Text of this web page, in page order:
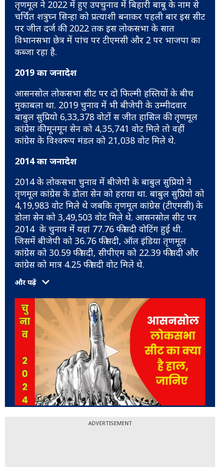
तृणमूल ने 2022 में हुए उपचुनाव में बिहारी बाबू के नाम से
चर्चित शत्रुघ्न सिन्हा को प्रत्याशी बनाकर पहली बार इस सीट
पर जीत दर्ज की. 2022 तक इस लोकसभा के सात
विभानसभा छेत्र में पांच पर टीएमसी और 2 पर भाजपा का
कब्जा रहा है.
2019 का जनादेश
आसनसोल लोकसभा सीट पर दो फिल्मी हस्तियों के बीच
मुकाबला था. 2019 चुनाव में भी बीजेपी के उम्मीदवार
बाबुल सुप्रियो 6,33,378 वोटों स जीत हासिल की. तृणमूल
कांग्रेस की मूनमून सेन को 4,35,741 वोट मिले तो वहीं
कांग्रेस के विश्वरूप मंडल को 21,038 वोट मिले थे.
2014 का जनादेश
2014 के लोकसभा चुनाव में बीजेपी के बाबुल सुप्रियो ने
तृणमूल कांग्रेस के डोला सेन को हराया था. बाबुल सुप्रियो को
4,19,983 वोट मिले थे जबकि तृणमूल कांग्रेस (टीएमसी) के
डोला सेन को 3,49,503 वोट मिले थे. आसनसोल सीट पर
2014 के चुनाव में यहां 77.76 फीसदी वोटिंग हुई थी.
जिसमें बीजेपी को 36.76 फीसदी, ऑल इंडिया तृणमूल
कांग्रेस को 30.59 फीसदी, सीपीएम को 22.39 फीसदी और
कांग्रेस को मात्र 4.25 फीसदी वोट मिले थे.
और पढ़ें
ADVERTISEMENT